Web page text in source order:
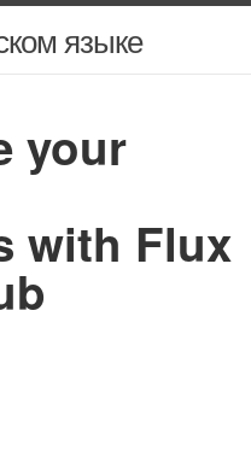
языке
your
with Flux